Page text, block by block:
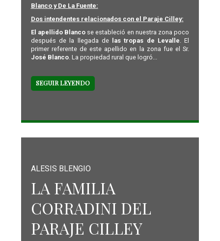
Blanco y De La Fuente:
Dos intendentes relacionados con el Paraje Cilley:
El apellido Blanco se estableció en nuestra zona poco
después de la llegada delas tropas de Levalle. El
primer referente de este apellido en la zona fue el Sr.
José Blanco. La propiedad rural que logró...
SEGUIR LEYENDO
ALESIS BLENGIO
LA FAMILIA
CORRADINI DEL
PARAJE CILLEY